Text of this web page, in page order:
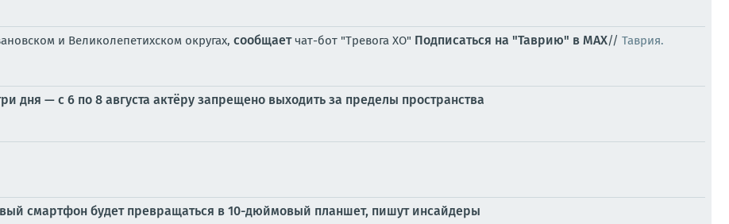
и Великолепетихском округах, сообщаетчат-бот "Тревога ХО" Подписаться на "Таврию" в MAX// Таврия.
дня — с 6 по 8 августа актёру запрещено выходить за пределы пространства
смартфон будет превращаться в 10-дюймовый планшет, пишут инсайдеры